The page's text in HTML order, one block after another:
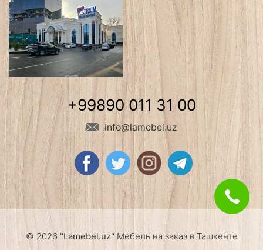
+99890 011 31 00
info@lamebel.uz
© 2026 "Lamebel.uz" Мебель на заказ в Ташкенте